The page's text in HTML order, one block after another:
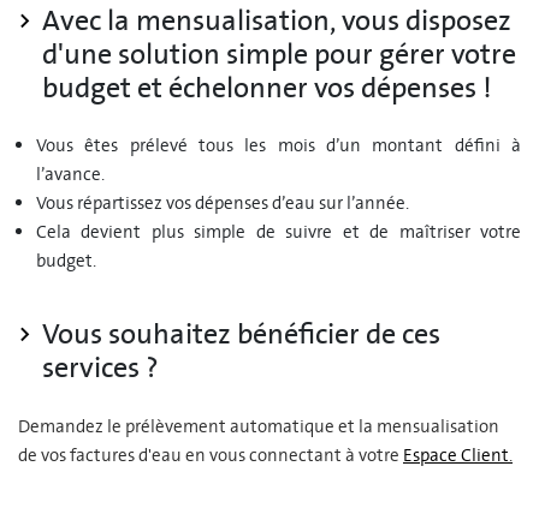
Avec la mensualisation, vous disposez
d'une solution simple pour gérer votre
budget et échelonner vos dépenses !
Vous êtes prélevé tous les mois d’un montant défini à
l’avance.
Vous répartissez vos dépenses d’eau sur l’année.
Cela devient plus simple de suivre et de maîtriser votre
budget.
Vous souhaitez bénéficier de ces
services ?
Demandez le prélèvement automatique et la mensualisation
de vos factures d'eau en vous connectant à votre Espace Client.